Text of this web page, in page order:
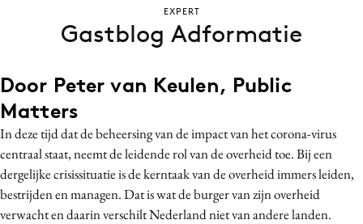
Campagnes
Contentmarketing
Craft
Customer Experience
Data & Insights
Design
Digital transformation
Door Peter van Keulen, Public
Matters
In deze tijd dat de beheersing van de impact van het corona-virus
centraal staat, neemt de leidende rol van de overheid toe. Bij een
dergelijke crisissituatie is de kerntaak van de overheid immers leiden,
bestrijden en managen. Dat is wat de burger van zijn overheid
verwacht en daarin verschilt Nederland niet van andere landen.
EXPERT
Gastblog Adformatie